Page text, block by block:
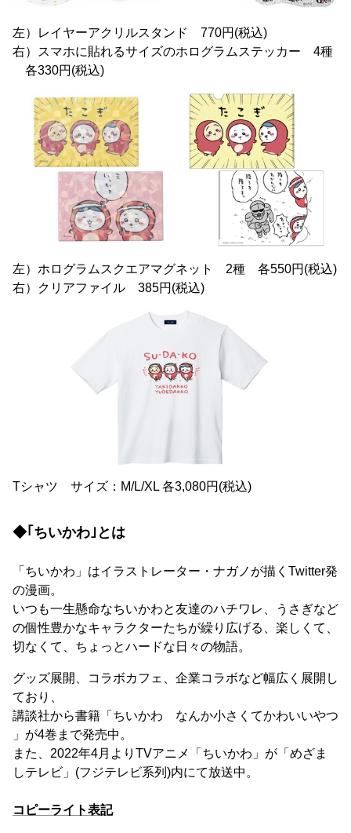
左）レイヤーアクリルスタンド 770円(税込)
右）スマホに貼れるサイズのホログラムステッカー 4種
各330円(税込)
左）ホログラムスクエアマグネット 2種 各550円(税込)
右）クリアファイル 385円(税込)
Tシャツ サイズ：M/L/XL 各3,080円(税込)
◆｢ちいかわ｣とは
「ちいかわ」はイラストレーター・ナガノが描くTwitter発
の漫画。
いつも一生懸命なちいかわと友達のハチワレ、うさぎなど
の個性豊かなキャラクターたちが繰り広げる、楽しくて、
切なくて、ちょっとハードな日々の物語。
グッズ展開、コラボカフェ、企業コラボなど幅広く展開し
ており、
講談社から書籍「ちいかわ なんか小さくてかわいいやつ
」が4巻まで発売中。
また、2022年4月よりTVアニメ「ちいかわ」が「めざま
しテレビ」(フジテレビ系列)内にて放送中。
コピーライト表記